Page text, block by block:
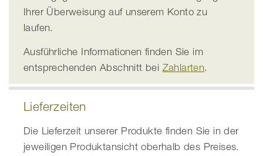
Ihrer Überweisung auf unserem Konto zu
laufen.
Ausführliche Informationen finden Sie im
entsprechenden Abschnitt bei Zahlarten.
Lieferzeiten
Die Lieferzeit unserer Produkte finden Sie in der
jeweiligen Produktansicht oberhalb des Preises.